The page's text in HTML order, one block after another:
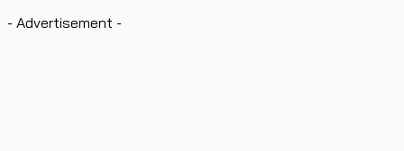
- Advertisement -